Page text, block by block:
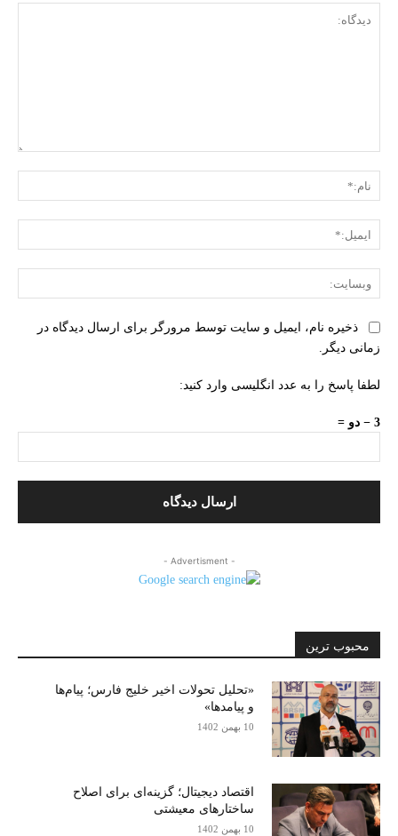
ذخیره نام، ایمیل و سایت توسط مرورگر برای ارسال دیدگاه در
زمانی دیگر.
لطفا پاسخ را به عدد انگلیسی وارد کنید:
3 − دو =
- Advertisment -
محبوب ترین
«تحلیل تحولات اخیر خلیج فارس؛ پیام‌ها
و پیامدها»
10 بهمن 1402
اقتصاد دیجیتال؛ گزینه‌ای برای اصلاح
ساختارهای معیشتی
10 بهمن 1402